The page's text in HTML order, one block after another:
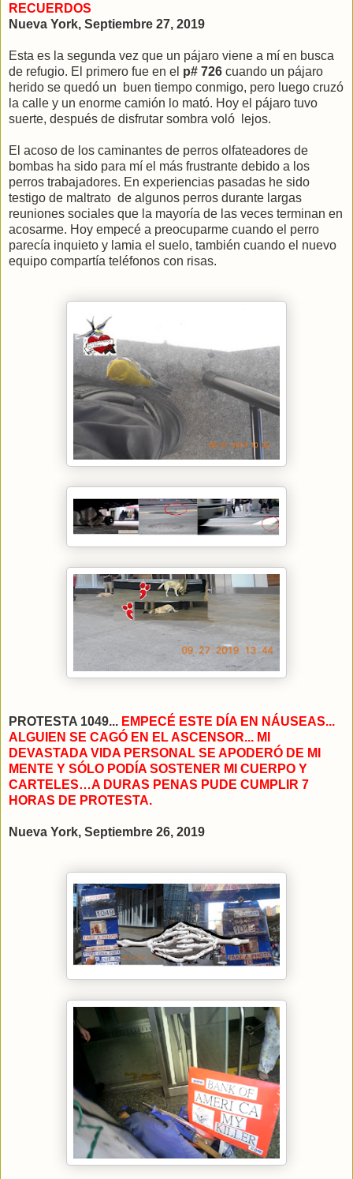
RECUERDOS
Nueva York, Septiembre 27, 2019
Esta es la segunda vez que un pájaro viene a mí en busca
de refugio. El primero fue en el p# 726 cuando un pájaro
herido se quedó un buen tiempo conmigo, pero luego cruzó
la calle y un enorme camión lo mató. Hoy el pájaro tuvo
suerte, después de disfrutar sombra voló lejos.
El acoso de los caminantes de perros olfateadores de
bombas ha sido para mí el más frustrante debido a los
perros trabajadores. En experiencias pasadas he sido
testigo de maltrato de algunos perros durante largas
reuniones sociales que la mayoría de las veces terminan en
acosarme. Hoy empecé a preocuparme cuando el perro
parecía inquieto y lamia el suelo, también cuando el nuevo
equipo compartía teléfonos con risas.
PROTESTA 1049... EMPECÉ ESTE DÍA EN NÁUSEAS...
ALGUIEN SE CAGÓ EN EL ASCENSOR... MI
DEVASTADA VIDA PERSONAL SE APODERÓ DE MI
MENTE Y SÓLO PODÍA SOSTENER MI CUERPO Y
CARTELES…A DURAS PENAS PUDE CUMPLIR 7
HORAS DE PROTESTA.
Nueva York, Septiembre 26, 2019